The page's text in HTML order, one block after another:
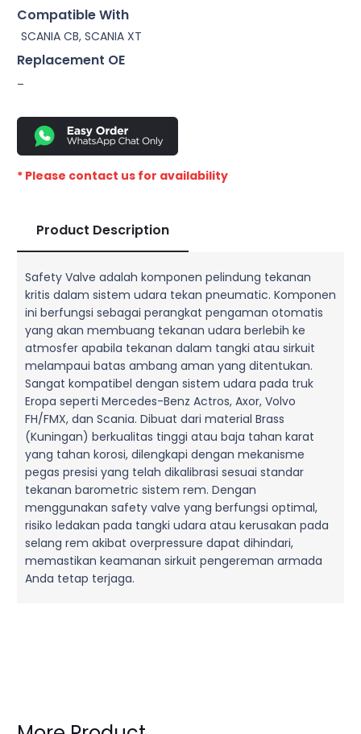
Compatible With
SCANIA CB, SCANIA XT
Replacement OE
–
* Please contact us for availability
Product Description
Safety Valve adalah komponen pelindung tekanan
kritis dalam sistem udara tekan pneumatic. Komponen
ini berfungsi sebagai perangkat pengaman otomatis
yang akan membuang tekanan udara berlebih ke
atmosfer apabila tekanan dalam tangki atau sirkuit
melampaui batas ambang aman yang ditentukan.
Sangat kompatibel dengan sistem udara pada truk
Eropa seperti Mercedes-Benz Actros, Axor, Volvo
FH/FMX, dan Scania. Dibuat dari material Brass
(Kuningan) berkualitas tinggi atau baja tahan karat
yang tahan korosi, dilengkapi dengan mekanisme
pegas presisi yang telah dikalibrasi sesuai standar
tekanan barometric sistem rem. Dengan
menggunakan safety valve yang berfungsi optimal,
risiko ledakan pada tangki udara atau kerusakan pada
selang rem akibat overpressure dapat dihindari,
memastikan keamanan sirkuit pengereman armada
Anda tetap terjaga.